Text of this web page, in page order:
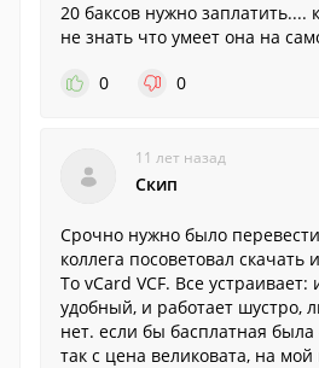
20 баксов нужно заплатить....
не знать что умеет она на
0
0
11 лет назад
Скип
Срочно нужно было
коллега посоветовал скачать
To vCard VCF. Все
удобный, и работает шустро,
нет. если бы басплатная
так с цена великовата, на мой